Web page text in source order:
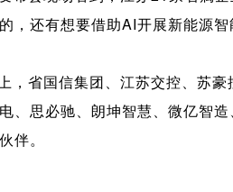
，还有想要借助AI开展新能源
，省国信集团、江苏交控、苏
、思必驰、朗坤智慧、微亿智
伴。